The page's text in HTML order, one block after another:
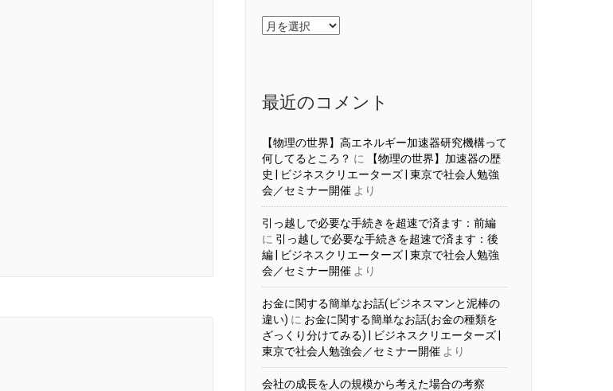
ア
ー
最近のコメント
【物理の世界】高エネルギー加速器研究機構って
何してるところ？ に
【物理の世界】加速器の歴
史 | ビジネスクリエーターズ | 東京で社会人勉強
会／セミナー開催 より
引っ越しで必要な手続きを超速で済ます：前編
に 引っ越しで必要な手続きを超速で済ます：後
編 | ビジネスクリエーターズ | 東京で社会人勉強
会／セミナー開催 より
お金に関する簡単なお話(ビジネスマンと泥棒の
違い) に お金に関する簡単なお話(お金の種類を
ざっくり分けてみる) | ビジネスクリエーターズ |
東京で社会人勉強会／セミナー開催 より
会社の成長を人の規模から考えた場合の考察